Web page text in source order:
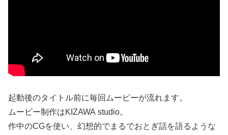
起動後のタイトル前に毎回ムービーが流れます。
ムービー制作はKIZAWA studio。
作中のCGを使い、幻想的でまるでおとぎ話を語るような